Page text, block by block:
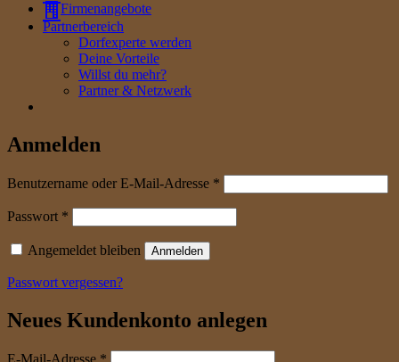
Firmenangebote
Partnerbereich
Dorfexperte werden
Deine Vorteile
Willst du mehr?
Partner & Netzwerk
Anmelden
Benutzername oder E-Mail-Adresse *
Passwort *
Angemeldet bleiben Anmelden
Passwort vergessen?
Neues Kundenkonto anlegen
E-Mail-Adresse *